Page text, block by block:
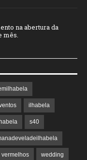
na abertura da
mês.
ilhabela
s40
vermelhos wedding